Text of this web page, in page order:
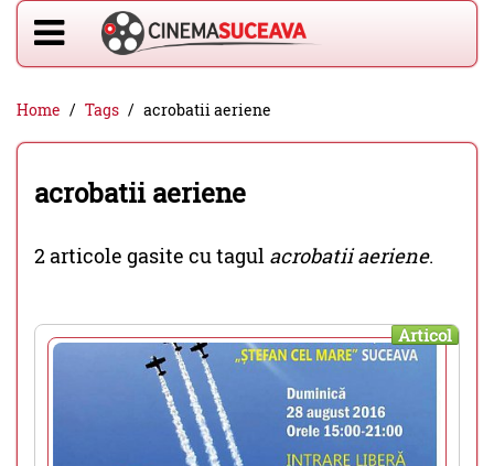
Home Tags acrobatii aeriene
acrobatii aeriene
2 articole gasite cu tagul acrobatii aeriene.
Articol